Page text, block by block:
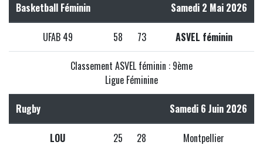
Basketball Féminin Samedi 2 Mai 2026
UFAB 49 58 73 ASVEL féminin
Classement ASVEL féminin : 9ème
Ligue Féminine
Rugby Samedi 6 Juin 2026
LOU 25 28 Montpellier